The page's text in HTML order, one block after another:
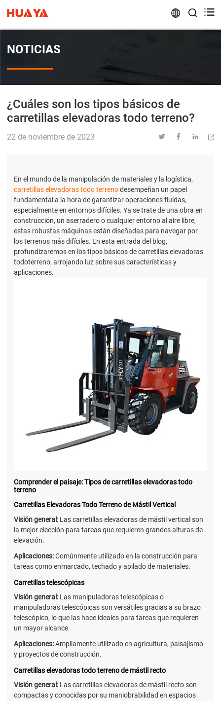
 
NOTICIAS
¿Cuáles son los tipos básicos de
carretillas elevadoras todo terreno?
22 de noviembre de 2023    
En el mundo de la manipulación de materiales y la logística,
carretillas elevadoras todo terrenodesempeñan un papel
fundamental a la hora de garantizar operaciones fluidas,
especialmente en entornos difíciles. Ya se trate de una obra en
construcción, un aserradero o cualquier entorno al aire libre,
estas robustas máquinas están diseñadas para navegar por
los terrenos más difíciles. En esta entrada del blog,
profundizaremos en los tipos básicos de carretillas elevadoras
todoterreno, arrojando luz sobre sus características y
aplicaciones.
Comprender el paisaje: Tipos de carretillas elevadoras todo
terreno
Carretillas Elevadoras Todo Terreno de Mástil Vertical
Visión general: Las carretillas elevadoras de mástil vertical son
la mejor elección para tareas que requieren grandes alturas de
elevación.
Aplicaciones:Comúnmente utilizado en la construcción para
tareas como enmarcado, techado y apilado de materiales.
Carretillas telescópicas
Visión general: Las manipuladoras telescópicas o
manipuladoras telescópicas son versátiles gracias a su brazo
telescópico, lo que las hace ideales para tareas que requieren
un mayor alcance.
Aplicaciones:Ampliamente utilizado en agricultura, paisajismo
y proyectos de construcción.
Carretillas elevadoras todo terreno de mástil recto
Visión general: Las carretillas elevadoras de mástil recto son
compactas y conocidas por su maniobrabilidad en espacios